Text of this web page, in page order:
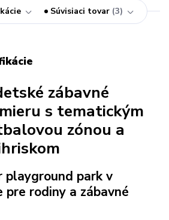
Súvisiaci tovar 3
zábavné
s tematickým
zónou a
playground park v
rodiny a zábavné